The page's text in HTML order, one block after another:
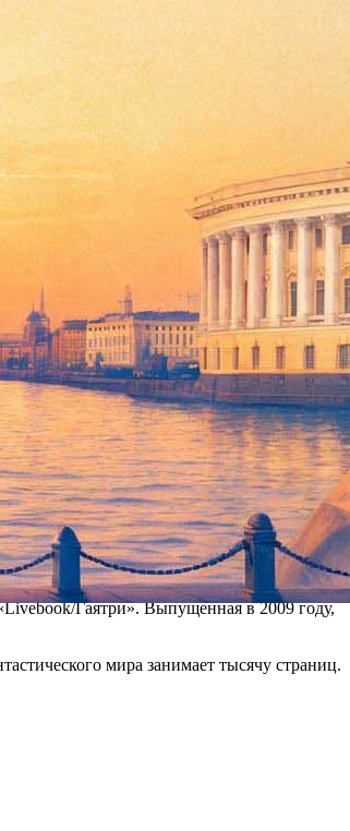
основного текста, под обложку
эклектично, но это будет соответствовать
Писательнице пришлось ответить на
лишает читателя возможности
комиксом. Обещал показать мне, что
парня невозможно», – призналась
из Еревана, художница по образованию и
Гаятри». Выпущенная в 2009 году,
мира занимает тысячу страниц.